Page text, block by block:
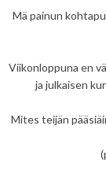
Mä painun
Viikonloppuna en
ja julkaisen
Mites teijän